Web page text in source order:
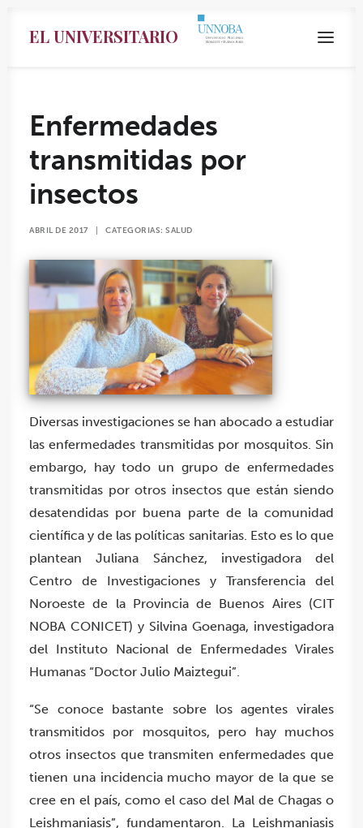
EL UNIVERSITARIO
Search
Enfermedades
transmitidas por
insectos
ABRIL DE 2017 CATEGORIAS: SALUD
Diversas investigaciones se han abocado a estudiar
las enfermedades transmitidas por mosquitos. Sin
embargo, hay todo un grupo de enfermedades
transmitidas por otros insectos que están siendo
desatendidas por buena parte de la comunidad
científica y de las políticas sanitarias. Esto es lo que
plantean Juliana Sánchez, investigadora del
Centro de Investigaciones y Transferencia del
Noroeste de la Provincia de Buenos Aires (CIT
NOBA CONICET) y Silvina Goenaga, investigadora
del Instituto Nacional de Enfermedades Virales
Humanas “Doctor Julio Maiztegui”.
“Se conoce bastante sobre los agentes virales
transmitidos por mosquitos, pero hay muchos
otros insectos que transmiten enfermedades que
tienen una incidencia mucho mayor de la que se
cree en el país, como el caso del Mal de Chagas o
Leishmaniasis”, fundamentaron. La Leishmaniasis